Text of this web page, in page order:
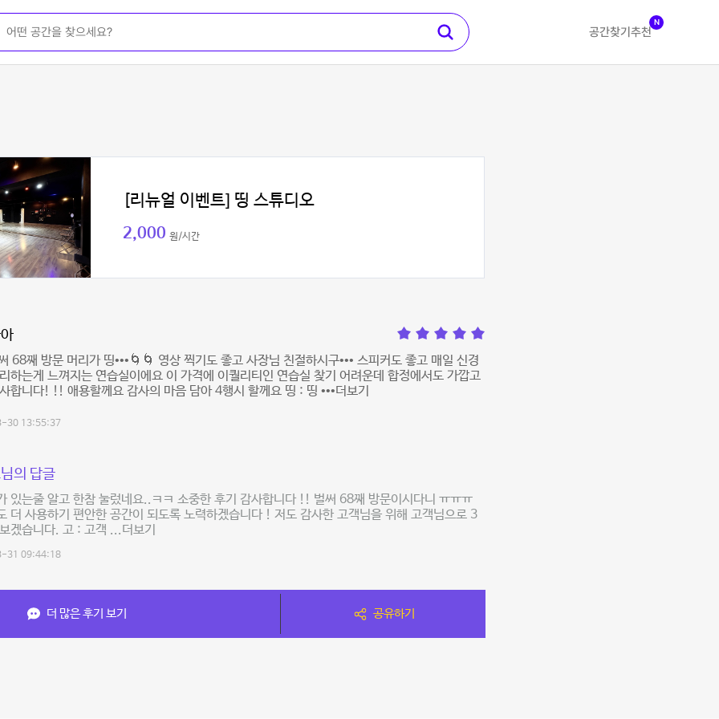
공간찾기 추천
N
[리뉴얼 이벤트] 띵 스튜디오
2,000 원/시간
68째 방문 머리가 띵•••🌀🌀 영상 찍기도 좋고 사장님 친절하시구••• 스피커도 좋고 매일 신경
하는게 느껴지는 연습실이에요 이 가격에 이퀄리티인 연습실 찾기 어려운데 합정에서도 가깝고
합니다! !! 애용할께요 감사의 마음 담아 4행시 할께요 띵 : 띵 •••더보기
30 13:55:37
의 답글
있는줄 알고 한참 눌렀네요..ㅋㅋ 소중한 후기 감사합니다 !! 벌써 68째 방문이시다니 ㅠㅠㅠ
더 사용하기 편안한 공간이 되도록 노력하겠습니다 ! 저도 감사한 고객님을 위해 고객님으로 3
겠습니다. 고 : 고객 ...더보기
31 09:44:18
더 많은 후기 보기 공유하기